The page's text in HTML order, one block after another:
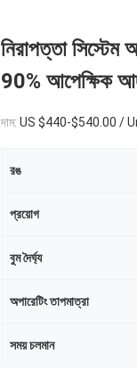
নিরাপত্তা সিস্টেম
90% আপেক্ষিক
দাম: US $440-$540.00 /
রঙ
প্রয়োগ
বুম দৈর্ঘ্য
অপারেটিং তাপমাত্রা
সময় চলমান